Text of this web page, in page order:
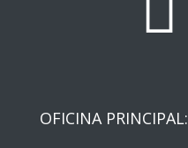
OFICINA PRINCIPAL: